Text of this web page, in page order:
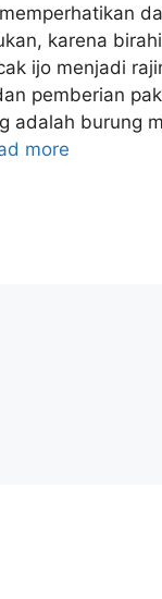
karena
ijo menjadi
pemberian
adalah burung
more